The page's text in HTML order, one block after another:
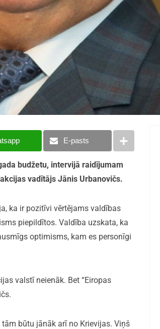
E-pasts
budžetu, intervijā raidījumam
vadītājs Jānis Urbanovičs.
ka ir pozitīvi vērtējams valdības
piepildītos. Valdība uzskata, ka
optimisms, kam es personīgi
valstī neienāk. Bet “Eiropas
būtu jānāk arī no Krievijas. Viņš